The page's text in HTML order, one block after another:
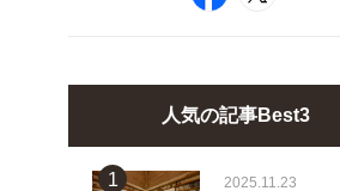
人気の記事Best3
1
2025.11.23